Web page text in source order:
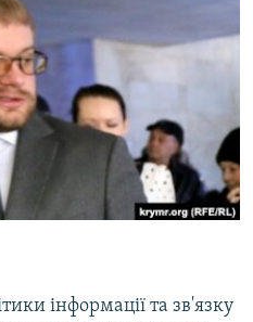
інформації та зв'язку